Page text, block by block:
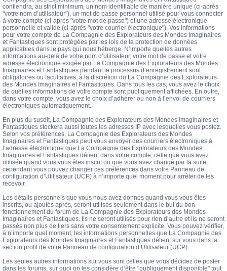
contiendra, au strict minimum, un nom identifiable de manière unique (ci-après
"votre nom d’utilisateur"), un mot de passe personnel utilisé pour vous connecter
à votre compte (ci-après "votre mot de passe") et une adresse électronique
personnelle et valide (ci-après "votre courrier électronique"). Vos informations
pour votre compte de La Compagnie des Explorateurs des Mondes Imaginaires
et Fantastiques sont protégées par les lois de la protection de données
applicables dans le pays qui nous héberge. N’importe quelles autres
informations au-delà de votre nom d’utilisateur, votre mot de passe et votre
adresse électronique exigée par La Compagnie des Explorateurs des Mondes
Imaginaires et Fantastiques pendant le processus d’enregistrement sont
obligatoires ou facultatives, à la discrétion du La Compagnie des Explorateurs
des Mondes Imaginaires et Fantastiques. Dans tous les cas, vous avez le choix
de quelles informations de votre compte sont publiquement affichées. En outre,
dans votre compte, vous avez le choix d’adhérer ou non à l’envoi de courriers
électroniques automatiquement.
En plus du susdit, La Compagnie des Explorateurs des Mondes Imaginaires et
Fantastiques stockera aussi toutes les adresses IP avec lesquelles vous postez.
Selon vos préférences, La Compagnie des Explorateurs des Mondes
Imaginaires et Fantastiques peut vous envoyer des courriers électroniques à
l’adresse électronique que La Compagnie des Explorateurs des Mondes
Imaginaires et Fantastiques détient dans votre compte, celle que vous avez
utilisée quand vous vous êtes inscrit ou que vous avez changé par la suite,
cependant vous pouvez changer ces préférences dans votre Panneau de
configuration d’Utilisateur (UCP) à n’importe quel moment pour arrêter de les
recevoir.
Les détails personnels que vous nous avez donnés quand vous vous êtes
inscrits, ou ajoutés après, seront utilisés seulement dans le but du bon
fonctionnement du forum de La Compagnie des Explorateurs des Mondes
Imaginaires et Fantastiques. Ils ne seront utilisés pour rien d’autre et ils ne seront
passés non plus de tiers sans votre consentement explicite. Vous pouvez vérifier,
à n’importe quel moment, les informations personnelles que La Compagnie des
Explorateurs des Mondes Imaginaires et Fantastiques détient sur vous dans la
section profil de votre Panneau de configuration d’Utilisateur (UCP).
Les seules autres informations sur vous sont celles que vous décidez de poster
dans les forums, sur quoi on les considère d’être "publiquement disponible" tout